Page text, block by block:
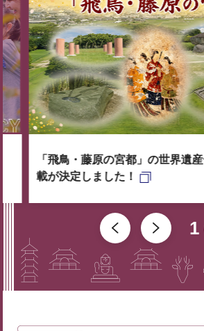
1
「飛鳥・藤原の宮都」の世界遺
載が決定しました！